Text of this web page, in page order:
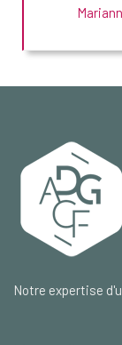
Notre expertise